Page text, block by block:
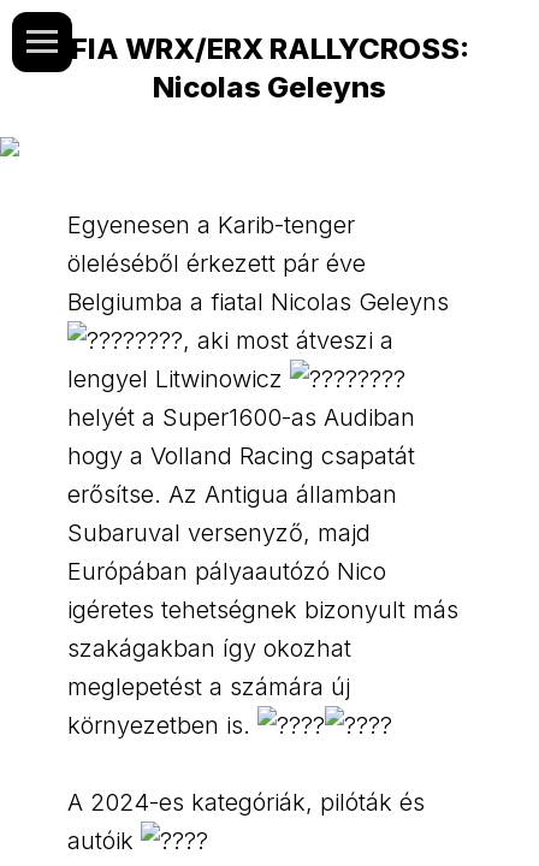
FIA WRX/ERX RALLYCROSS:
Nicolas Geleyns
Egyenesen a Karib-tenger
öleléséből érkezett pár éve
Belgiumba a fiatal Nicolas Geleyns
, aki most átveszi a
lengyel Litwinowicz
helyét a Super1600-as Audiban
hogy a Volland Racing csapatát
erősítse. Az Antigua államban
Subaruval versenyző, majd
Európában pályaautózó Nico
igéretes tehetségnek bizonyult más
szakágakban így okozhat
meglepetést a számára új
környezetben is.
A 2024-es kategóriák, pilóták és
autóik